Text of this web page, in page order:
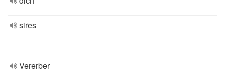
sires
Vererber